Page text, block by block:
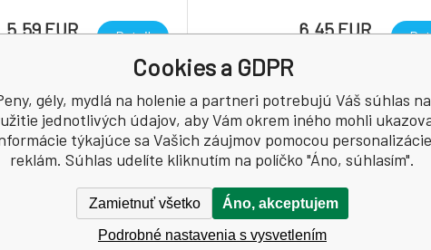
5.59 EUR Detail
holení pro ženy zvláční
skluz strojku a zajistí
oholení.
Skladom > 5ks 6.45 EUR
a výťažky z morskej riasy. Chráni pleť
podráždením a pálením už počas
Cookies a GDPR
gély, mydlá na holenie a partneri potrebujú Váš súhlas na
jednotlivých údajov, aby Vám okrem iného mohli
týkajúce sa Vašich záujmov pomocou personalizácie
reklám. Súhlas udelíte kliknutím na políčko "Áno, súhlasím".
Zamietnuť všetko Áno, akceptujem
Podrobné nastavenia s vysvetlením